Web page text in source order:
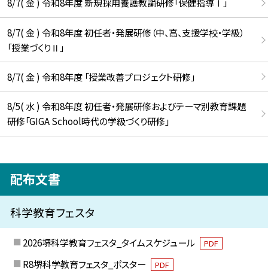
8/7( 金 ) 令和8年度 初任者・発展研修（中、高、支援学校・学級）
「授業づくりⅡ」
8/7( 金 ) 令和8年度 「授業改善プロジェクト研修」
8/5( 水 ) 令和8年度 初任者・発展研修およびテーマ別教育課題
研修「GIGA School時代の学級づくり研修」
配布文書
科学教育フェスタ
2026堺科学教育フェスタ_タイムスケジュール PDF
R8堺科学教育フェスタ_ポスター PDF